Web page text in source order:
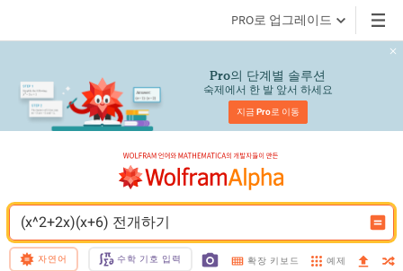
PRO로 업그레이드
Pro의 단계별 솔루션
숙제에서 한 발 앞서 하세요
지금 Pro로 이동
(x^2+2x)(x+6) 전개하기
자연어 수학 기호 입력 확장 키보드 예제